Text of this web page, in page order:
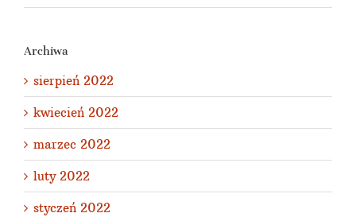
Archiwa
sierpień 2022
kwiecień 2022
marzec 2022
luty 2022
styczeń 2022